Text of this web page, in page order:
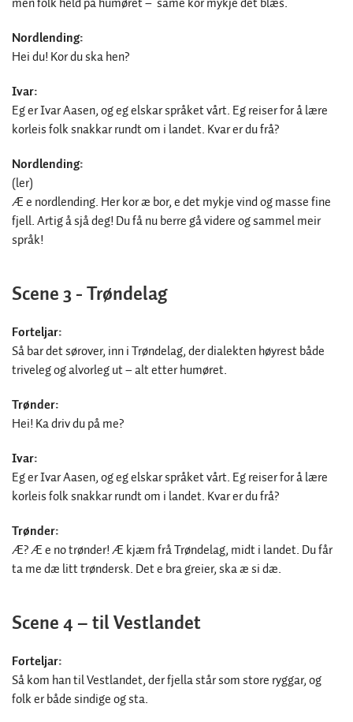
Nordlending:
Hei du! Kor du ska hen?
Ivar:
Eg er Ivar Aasen, og eg elskar språket vårt. Eg reiser for å lære
korleis folk snakkar rundt om i landet. Kvar er du frå?
Nordlending:
(ler)
Æ e nordlending. Her kor æ bor, e det mykje vind og masse fine
fjell. Artig å sjå deg! Du få nu berre gå videre og sammel meir
språk!
Scene 3 - Trøndelag
Forteljar:
Så bar det sørover, inn i Trøndelag, der dialekten høyrest både
triveleg og alvorleg ut – alt etter humøret.
Trønder:
Hei! Ka driv du på me?
Ivar:
Eg er Ivar Aasen, og eg elskar språket vårt. Eg reiser for å lære
korleis folk snakkar rundt om i landet. Kvar er du frå?
Trønder:
Æ? Æ e no trønder! Æ kjæm frå Trøndelag, midt i landet. Du får
ta me dæ litt trøndersk. Det e bra greier, ska æ si dæ.
Scene 4 – til Vestlandet
Forteljar:
Så kom han til Vestlandet, der fjella står som store ryggar, og
folk er både sindige og sta.